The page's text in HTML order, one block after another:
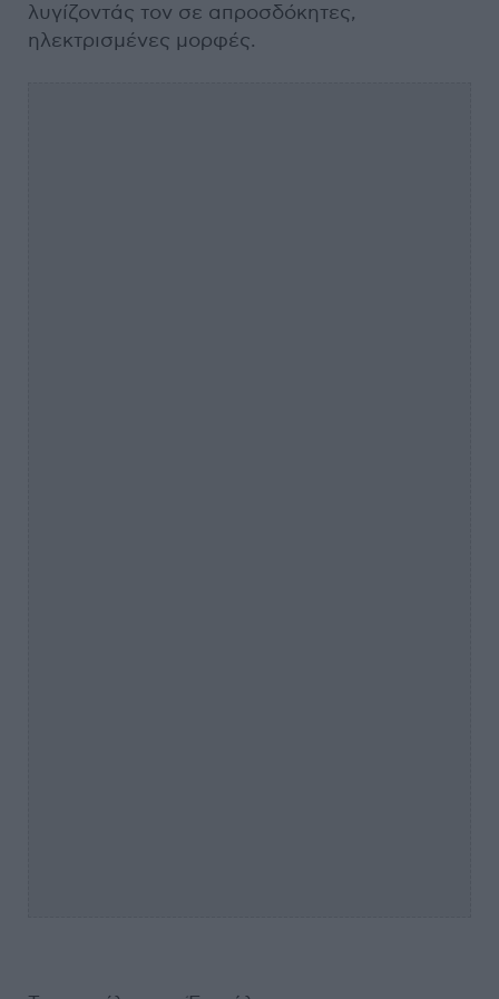
λυγίζοντάς τον σε απροσδόκητες,
ηλεκτρισμένες μορφές.